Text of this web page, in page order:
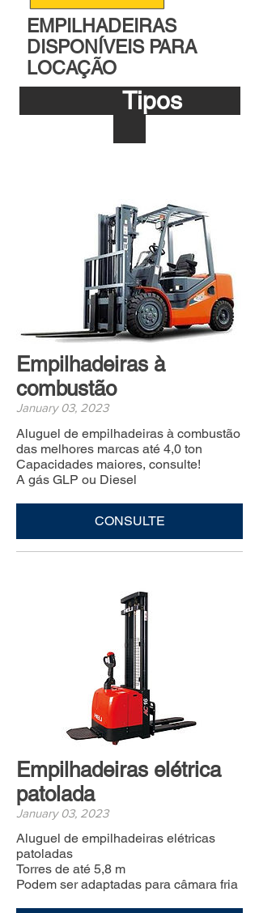
EMPILHADEIRAS
DISPONÍVEIS PARA
LOCAÇÃO
Tipos
Empilhadeiras à
combustão
January 03, 2023
Aluguel de empilhadeiras à combustão
das melhores marcas até 4,0 ton
Capacidades maiores, consulte!
A gás GLP ou Diesel
CONSULTE
Empilhadeiras elétrica
patolada
January 03, 2023
Aluguel de empilhadeiras elétricas
patoladas
Torres de até 5,8 m
Podem ser adaptadas para câmara fria